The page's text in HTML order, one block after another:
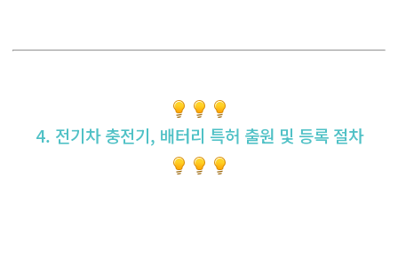
4. 전기차 충전기, 배터리 특허 출원 및 등록 절차